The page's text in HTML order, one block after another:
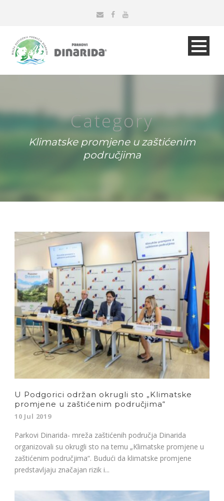
Category
Klimatske promjene u zaštićenim
područjima
U Podgorici održan okrugli sto „Klimatske
promjene u zaštićenim područjima“
10 Jul 2019
Parkovi Dinarida- mreža zaštićenih područja Dinarida
organizovali su okrugli sto na temu „Klimatske promjene u
zaštićenim područjima“. Budući da klimatske promjene
predstavljaju značajan rizik i...